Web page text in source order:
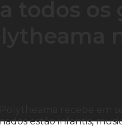
estão infantis,